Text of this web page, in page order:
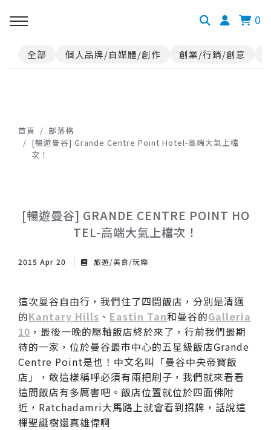
0
全部 個人品牌/自媒體/創作 創業/行銷/創意
首頁
部落格
[暢遊曼谷] Grande Centre Point Hotel-高端大氣上檔
次！
[暢遊曼谷] GRANDE CENTRE POINT HO
TEL-高端大氣上檔次！
2015 Apr 20 旅遊/美食/玩樂
這次曼谷自由行，我們住了四間飯店，分別是清邁
的Kantary Hills 、 Eastin Tan和曼谷的Galleria
10 ，最後一晚的壓軸飯店終於來了，行前我們最期
待的一家，位於曼谷最市中心的五星級飯店Grande
Centre Point是也！中文名叫「曼谷中央帝寶飯
店」，敢這樣稱呼必須有兩把刷子，我們就來看看
這間飯店有多厲害吧。飯店位置就位於四面佛附
近，Ratchadamri大馬路上就會看到招牌，話說這
棵聖誕樹還真雄偉啊